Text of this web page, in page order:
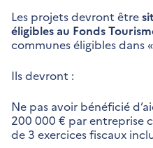
Les projets devront être
éligibles au Fonds
communes éligibles dans
Ils devront :
Ne pas avoir bénéficié
200 000 € par entreprise
de 3 exercices fiscaux